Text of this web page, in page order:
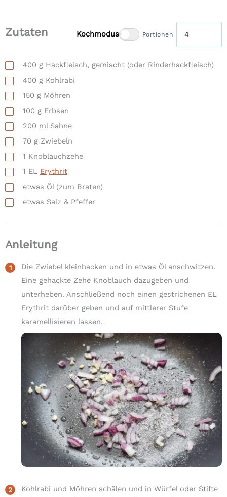
Zutaten Kochmodus Portionen
400 g Hackfleisch, gemischt (oder Rinderhackfleisch)
400 g Kohlrabi
150 g Möhren
100 g Erbsen
200 ml Sahne
70 g Zwiebeln
1 Knoblauchzehe
1 EL
Erythrit
etwas Öl (zum Braten)
etwas Salz & Pfeffer
Anleitung
Die Zwiebel kleinhacken und in etwas Öl anschwitzen.
Eine gehackte Zehe Knoblauch dazugeben und
unterheben. Anschließend noch einen gestrichenen EL
Erythrit darüber geben und auf mittlerer Stufe
karamellisieren lassen.
Kohlrabi und Möhren schälen und in Würfel oder Stifte